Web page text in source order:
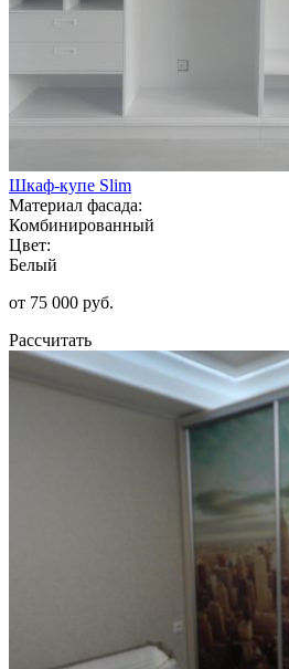
Шкаф-купе Slim
Материал фасада:
Комбинированный
Цвет:
Белый
от 75 000 руб.
Рассчитать